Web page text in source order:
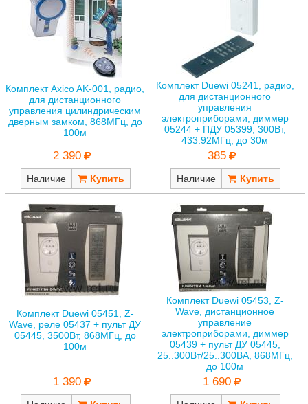
Комплект Axico AK-001, радио,
для дистанционного
управления цилиндрическим
дверным замком, 868МГц, до
100м
2 390
Наличие
Комплект Duewi 05241, радио,
для дистанционного
управления
электроприборами, диммер
05244 + ПДУ 05399, 300Вт,
433.92МГц, до 30м
385
Наличие
Комплект Duewi 05451, Z-
Wave, реле 05437 + пульт ДУ
05445, 3500Вт, 868МГц, до
100м
1 390
Комплект Duewi 05453, Z-
Wave, дистанционное
управление
электроприборами, диммер
05439 + пульт ДУ 05445,
25..300Вт/25..300ВА, 868МГц,
до 100м
1 690